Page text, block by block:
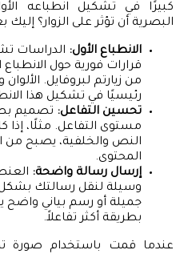
كبيرًا في تشكيل انطباعه
البصرية أن تؤثر على الزوار؟
الانطباع الأول: الدراسات
قرارات فورية حول
من زيارتم لبروفايل.
رئيسيًا في تشكيل هذا
تحسين التفاعل: تصميم
مستوى التفاعل. مثلًا، إذا
النص والخلفية، يصبح من
المحتوى.
إرسال رسالة واضحة:
وسيلة لنقل رسالتك
جميلة أو رسم بياني واضح
بطريقة أكثر تفاعلاً.
عندما قمت باستخدام صورة